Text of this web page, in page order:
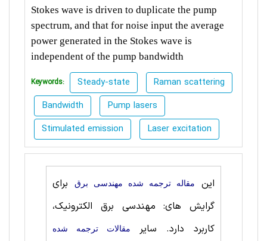
Stokes wave is driven to duplicate the pump
spectrum, and that for noise input the average
power generated in the Stokes wave is
independent of the pump bandwidth
Keywords: Steady-state
Raman scattering
Bandwidth
Pump lasers
Stimulated emission
Laser excitation
این مقاله ترجمه شده مهندسی برق
برای
گرایش های: مهندسی برق الکترونیک،
کاربرد دارد. سایر
مقالات ترجمه شده